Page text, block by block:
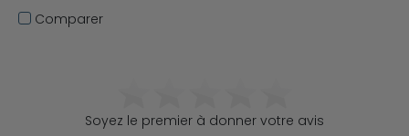
Comparer
Soyez le premier à donner votre avis